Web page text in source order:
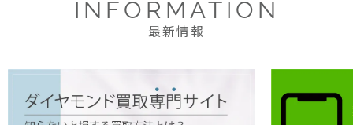
INFORMATION
最新情報